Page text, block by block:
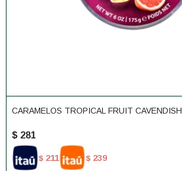
CARAMELOS TROPICAL FRUIT CAVENDISH
$ 281
$ 211 $ 239